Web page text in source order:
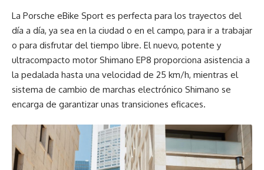
La Porsche eBike Sport es perfecta para los trayectos del
día a día, ya sea en la ciudad o en el campo, para ir a trabajar
o para disfrutar del tiempo libre. El nuevo, potente y
ultracompacto motor Shimano EP8 proporciona asistencia a
la pedalada hasta una velocidad de 25 km/h, mientras el
sistema de cambio de marchas electrónico Shimano se
encarga de garantizar unas transiciones eficaces.